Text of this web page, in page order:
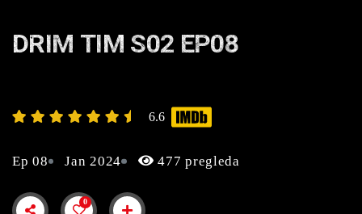
DRIM TIM S02 EP08
6.6
Ep 08 Jan 2024 477 pregleda
0